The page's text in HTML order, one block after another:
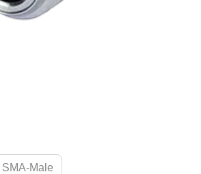
SMA-Male